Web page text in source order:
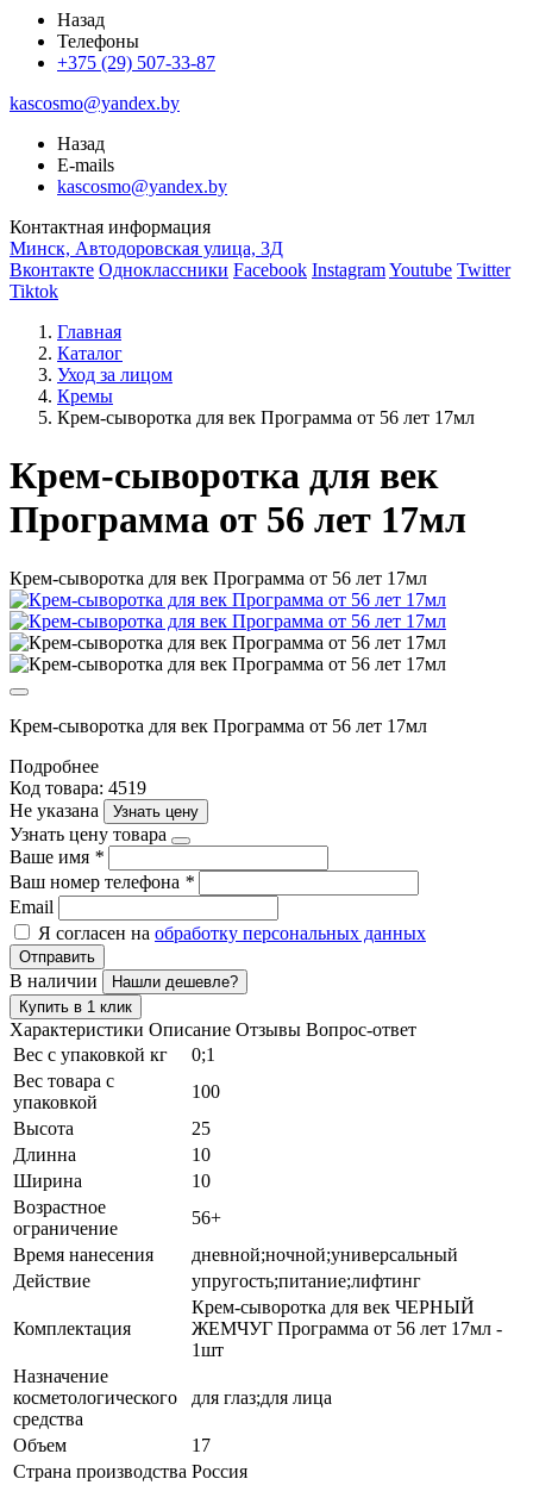
Назад
Телефоны
+375 (29) 507-33-87
kascosmo@yandex.by
Назад
E-mails
kascosmo@yandex.by
Контактная информация
Минск, Автодоровская улица, 3Д
Вконтакте Одноклассники Facebook InstagramYoutube Twitter
Tiktok
Главная
Каталог
Уход за лицом
Кремы
Крем-сыворотка для век Программа от 56 лет 17мл
Крем-сыворотка для век
Программа от 56 лет 17мл
Крем-сыворотка для век Программа от 56 лет 17мл
Крем-сыворотка для век Программа от 56 лет 17мл
Подробнее
Код товара: 4519
Не указана
Узнать цену
Узнать цену товара
Ваше имя *
Ваш номер телефона *
Email
Я согласен на обработку персональных данных
Отправить
В наличии
Нашли дешевле?
Купить в 1 клик
Характеристики Описание Отзывы Вопрос-ответ
Вес с упаковкой кг
0;1
Вес товара с
упаковкой
100
Высота
25
Длинна
10
Ширина
10
Возрастное
ограничение
56+
Время нанесения
дневной;ночной;универсальный
Действие
упругость;питание;лифтинг
Комплектация
Крем-сыворотка для век ЧЕРНЫЙ
ЖЕМЧУГ Программа от 56 лет 17мл -
1шт
Назначение
косметологического
средства
для глаз;для лица
Объем
17
Страна производства Россия